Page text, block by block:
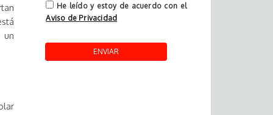
un
He leído y estoy de acuerdo con el
Aviso de Privacidad